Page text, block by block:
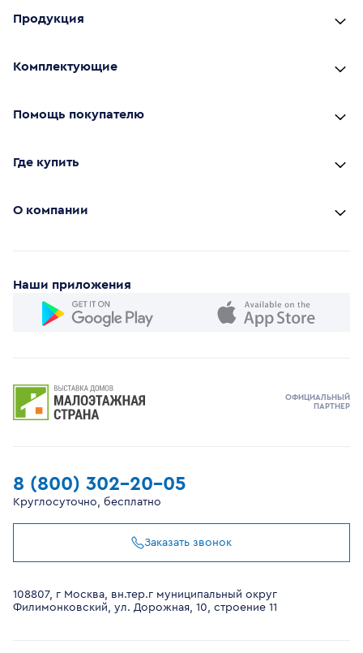
Продукция
Комплектующие
Помощь покупателю
Где купить
О компании
Наши приложения
8 (800) 302-20-05
Круглосуточно, бесплатно
Заказать звонок
ОФИЦИАЛЬНЫЙ
ПАРТНЕР
108807, г Москва, вн.тер.г муниципальный округ
Филимонковский, ул. Дорожная, 10, строение 11